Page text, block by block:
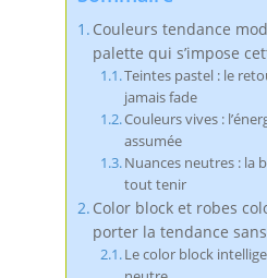
Couleurs tendance
palette qui s’impose
Teintes pastel : le
jamais fade
Couleurs vives :
assumée
Nuances neutres : la
tout tenir
Color block et robes
porter la tendance
Le color block